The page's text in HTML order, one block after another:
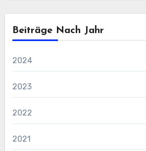
Beiträge Nach Jahr
2024
2023
2022
2021